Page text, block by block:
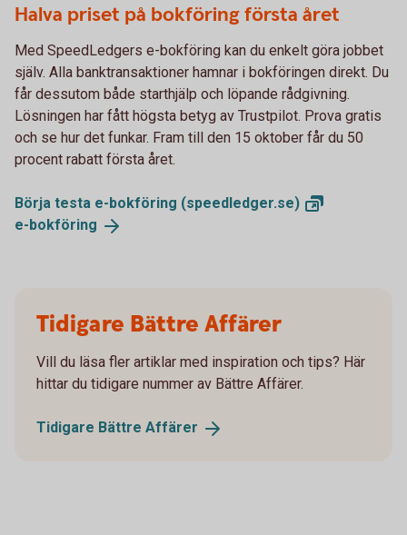
Halva priset på bokföring första året
Med SpeedLedgers e-bokföring kan du enkelt göra jobbet
själv. Alla banktransaktioner hamnar i bokföringen direkt. Du
får dessutom både starthjälp och löpande rådgivning.
Lösningen har fått högsta betyg av Trustpilot. Prova gratis
och se hur det funkar. Fram till den 15 oktober får du 50
procent rabatt första året.
Börja testa e-bokföring (speedledger.se)
e- bokföring
Tidigare Bättre Affärer
Vill du läsa fler artiklar med inspiration och tips? Här
hittar du tidigare nummer av Bättre Affärer.
Tidigare Bättre Affärer